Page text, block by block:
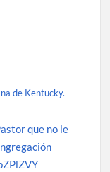
de Kentucky.